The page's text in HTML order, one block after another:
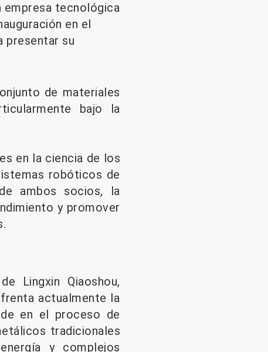
empresa tecnológica
en el
presentar su
de materiales
bajo la
en la ciencia de los
robóticos de
ambos socios, la
y promover
Lingxin Qiaoshou,
actualmente la
en el proceso de
tradicionales
y complejos